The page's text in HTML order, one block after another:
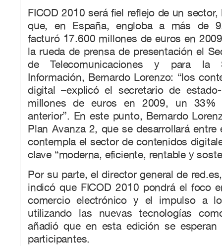
FICOD 2010 será fiel reflejo de un
que, en España, engloba a más de
facturó 17.600 millones de euros en
la rueda de prensa de presentación el
de Telecomunicaciones y para la
Información, Bernardo Lorenzo: “los
digital –explicó el secretario de
millones de euros en 2009, un
anterior”. En este punto, Bernardo
Plan Avanza 2, que se desarrollará
contempla el sector de contenidos
clave “moderna, eficiente, rentable y
Por su parte, el director general de
indicó que FICOD 2010 pondrá el foco
comercio electrónico y el impulso a
utilizando las nuevas tecnologías
añadió que en esta edición se
participantes.